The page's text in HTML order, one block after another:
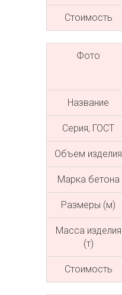
Cтоимость
Фото
Название
Серия, ГОСТ
Объем изделия
Марка бетона
Размеры (м)
Масса изделия
(т)
Cтоимость